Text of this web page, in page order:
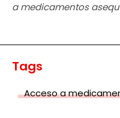
a medicamentos
Tags
Acceso a